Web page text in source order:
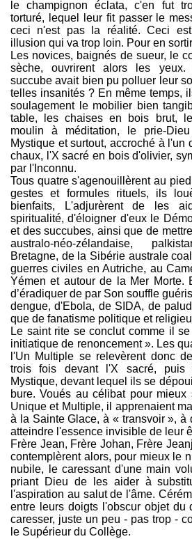
le champignon éclata, c'en fut
torturé, lequel leur fit passer le
ceci n'est pas la réalité. Ceci
illusion qui va trop loin. Pour en
Les novices, baignés de sueur, le
sèche, ouvrirent alors les
succube avait bien pu polluer leur
telles insanités ? En même temps,
soulagement le mobilier bien
table, les chaises en bois brut,
moulin à méditation, le prie-
Mystique et surtout, accroché à l'un
chaux, l'X sacré en bois d'olivier,
par l'Inconnu.
Tous quatre s'agenouillèrent au
gestes et formules rituels, ils
bienfaits, L'adjurèrent de les
spiritualité, d'éloigner d'eux le
et des succubes, ainsi que de
australo-néo-zélandaise,
Bretagne, de la Sibérie australe
guerres civiles en Autriche, au
Yémen et autour de la Mer Morte.
d’éradiquer de par Son souffle
dengue, d'Ebola, de SIDA, de
que de fanatisme politique et
Le saint rite se conclut comme il
initiatique de renoncement ». Les
l'Un Multiple se relevèrent donc
trois fois devant l'X sacré, puis
Mystique, devant lequel ils se
bure. Voués au célibat pour
Unique et Multiple, il apprenaient
à la Sainte Glace, à « transvoir », à
atteindre l'essence invisible de leur
Frère Jean, Frère Johan, Frère
contemplèrent alors, pour mieux le
nubile, le caressant d'une main
priant Dieu de les aider à
l'aspiration au salut de l'âme.
entre leurs doigts l'obscur objet du
caresser, juste un peu - pas trop -
le Supérieur du Collège.